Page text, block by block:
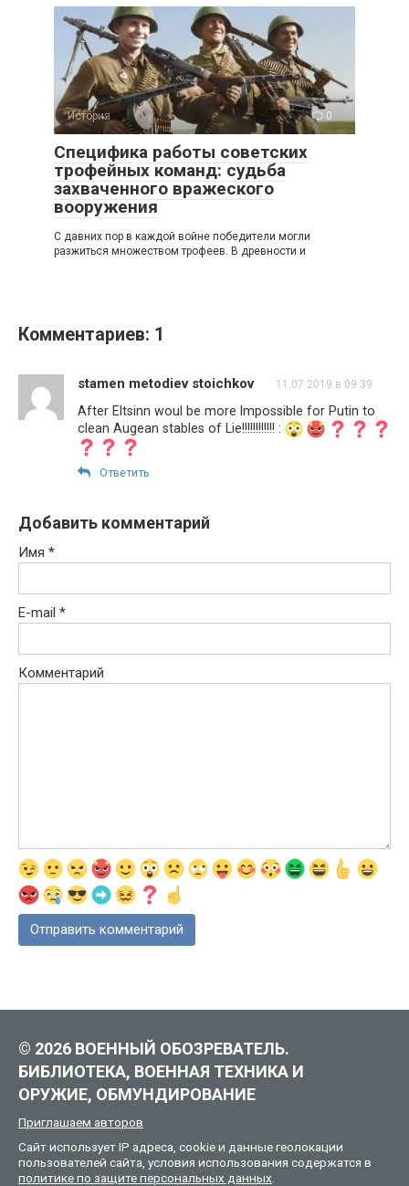
История 0
Специфика работы советских
трофейных команд: судьба
захваченного вражеского
вооружения
С давних пор в каждой войне победители могли
разжиться множеством трофеев. В древности и
Комментариев: 1
stamen metodiev stoichkov 11.07.2019 в 09:39
After Eltsinn woul be more Impossible for Putin to
clean Augean stables of Lie!!!!!!!!!!!! :
Ответить
Добавить комментарий
Имя *
E-mail *
Комментарий
© 2026 ВОЕННЫЙ ОБОЗРЕВАТЕЛЬ.
БИБЛИОТЕКА, ВОЕННАЯ ТЕХНИКА И
ОРУЖИЕ, ОБМУНДИРОВАНИЕ
Приглашаем авторов
Сайт использует IP адреса, cookie и данные геолокации
пользователей сайта, условия использования содержатся в
политике по защите персональных данных.